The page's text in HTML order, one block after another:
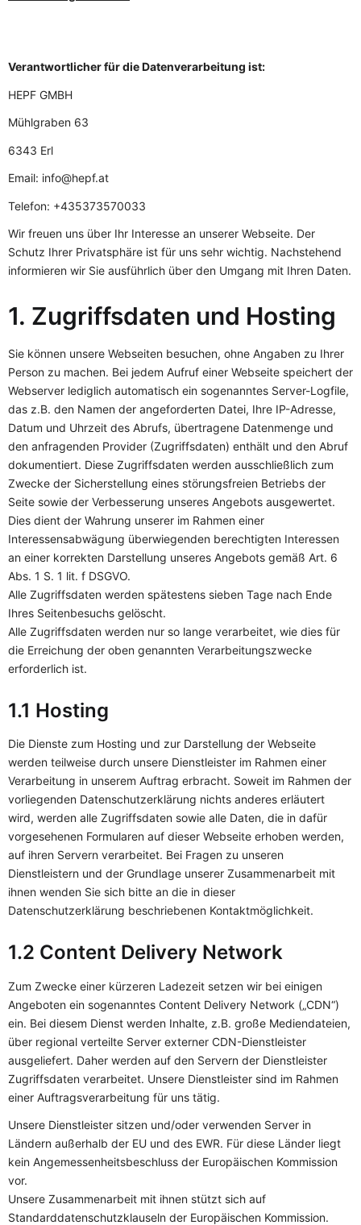
Verantwortlicher für die Datenverarbeitung ist:
HEPF GMBH
Mühlgraben 63
6343 Erl
Email: info@hepf.at
Telefon: +435373570033
Wir freuen uns über Ihr Interesse an unserer Webseite. Der
Schutz Ihrer Privatsphäre ist für uns sehr wichtig. Nachstehend
informieren wir Sie ausführlich über den Umgang mit Ihren Daten.
1. Zugriffsdaten und Hosting
Sie können unsere Webseiten besuchen, ohne Angaben zu Ihrer
Person zu machen. Bei jedem Aufruf einer Webseite speichert der
Webserver lediglich automatisch ein sogenanntes Server-Logfile,
das z.B. den Namen der angeforderten Datei, Ihre IP-Adresse,
Datum und Uhrzeit des Abrufs, übertragene Datenmenge und
den anfragenden Provider (Zugriffsdaten) enthält und den Abruf
dokumentiert. Diese Zugriffsdaten werden ausschließlich zum
Zwecke der Sicherstellung eines störungsfreien Betriebs der
Seite sowie der Verbesserung unseres Angebots ausgewertet.
Dies dient der Wahrung unserer im Rahmen einer
Interessensabwägung überwiegenden berechtigten Interessen
an einer korrekten Darstellung unseres Angebots gemäß Art. 6
Abs. 1 S. 1 lit. f DSGVO.
Alle Zugriffsdaten werden spätestens sieben Tage nach Ende
Ihres Seitenbesuchs gelöscht.
Alle Zugriffsdaten werden nur so lange verarbeitet, wie dies für
die Erreichung der oben genannten Verarbeitungszwecke
erforderlich ist.
1.1 Hosting
Die Dienste zum Hosting und zur Darstellung der Webseite
werden teilweise durch unsere Dienstleister im Rahmen einer
Verarbeitung in unserem Auftrag erbracht. Soweit im Rahmen der
vorliegenden Datenschutzerklärung nichts anderes erläutert
wird, werden alle Zugriffsdaten sowie alle Daten, die in dafür
vorgesehenen Formularen auf dieser Webseite erhoben werden,
auf ihren Servern verarbeitet. Bei Fragen zu unseren
Dienstleistern und der Grundlage unserer Zusammenarbeit mit
ihnen wenden Sie sich bitte an die in dieser
Datenschutzerklärung beschriebenen Kontaktmöglichkeit.
1.2 Content Delivery Network
Zum Zwecke einer kürzeren Ladezeit setzen wir bei einigen
Angeboten ein sogenanntes Content Delivery Network („CDN“)
ein. Bei diesem Dienst werden Inhalte, z.B. große Mediendateien,
über regional verteilte Server externer CDN-Dienstleister
ausgeliefert. Daher werden auf den Servern der Dienstleister
Zugriffsdaten verarbeitet. Unsere Dienstleister sind im Rahmen
einer Auftragsverarbeitung für uns tätig.
Unsere Dienstleister sitzen und/oder verwenden Server in
Ländern außerhalb der EU und des EWR. Für diese Länder liegt
kein Angemessenheitsbeschluss der Europäischen Kommission
vor.
Unsere Zusammenarbeit mit ihnen stützt sich auf
Standarddatenschutzklauseln der Europäischen Kommission.